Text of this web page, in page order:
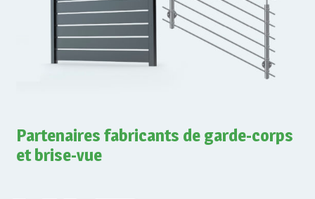
Partenaires fabricants de garde-corps
et brise-vue